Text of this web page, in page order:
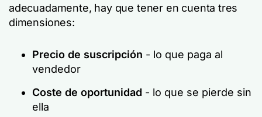
adecuadamente, hay que tener en cuenta tres
dimensiones:
Precio de suscripción - lo que paga al
vendedor
Coste de oportunidad - lo que se pierde sin
ella